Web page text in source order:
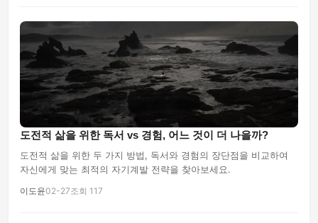
도전적 삶을 위한 독서 vs 경험, 어느 것이 더 나을까?
도전적 삶을 위한 두 가지 방법, 독서와 경험의 장단점을 비교하여
자신에게 맞는 최적의 자기계발 전략을 찾아보세요.
이도윤02-27조회 117